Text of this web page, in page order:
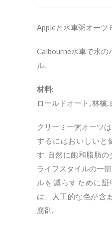
Appleと水車粥オーツ
Calbourne水車で水の
ル.
材料:
ロールドオート, 林檎,
クリーミー粥オーツ
するにはおいしいと
す. 自然に飽和脂肪
ライフスタイルの一
ルを減らすために
は、人工的な色が含
腐剤.